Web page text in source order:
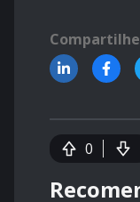
Compartilhe
0